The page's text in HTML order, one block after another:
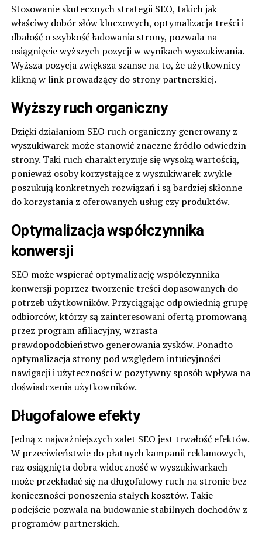
Stosowanie skutecznych strategii SEO, takich jak
właściwy dobór słów kluczowych, optymalizacja treści i
dbałość o szybkość ładowania strony, pozwala na
osiągnięcie wyższych pozycji w wynikach wyszukiwania.
Wyższa pozycja zwiększa szanse na to, że użytkownicy
klikną w link prowadzący do strony partnerskiej.
Wyższy ruch organiczny
Dzięki działaniom SEO ruch organiczny generowany z
wyszukiwarek może stanowić znaczne źródło odwiedzin
strony. Taki ruch charakteryzuje się wysoką wartością,
ponieważ osoby korzystające z wyszukiwarek zwykle
poszukują konkretnych rozwiązań i są bardziej skłonne
do korzystania z oferowanych usług czy produktów.
Optymalizacja współczynnika
konwersji
SEO może wspierać optymalizację współczynnika
konwersji poprzez tworzenie treści dopasowanych do
potrzeb użytkowników. Przyciągając odpowiednią grupę
odbiorców, którzy są zainteresowani ofertą promowaną
przez program afiliacyjny, wzrasta
prawdopodobieństwo generowania zysków. Ponadto
optymalizacja strony pod względem intuicyjności
nawigacji i użyteczności w pozytywny sposób wpływa na
doświadczenia użytkowników.
Długofalowe efekty
Jedną z najważniejszych zalet SEO jest trwałość efektów.
W przeciwieństwie do płatnych kampanii reklamowych,
raz osiągnięta dobra widoczność w wyszukiwarkach
może przekładać się na długofalowy ruch na stronie bez
konieczności ponoszenia stałych kosztów. Takie
podejście pozwala na budowanie stabilnych dochodów z
programów partnerskich.